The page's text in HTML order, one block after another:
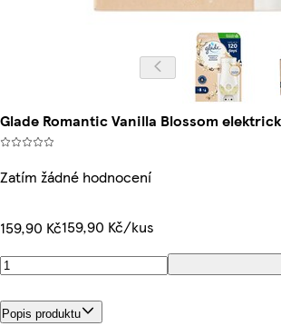
Glade Romantic Vanilla Blossom
Zatím žádné hodnocení
159,90 Kč159,90 Kč/kus
Popis produktu